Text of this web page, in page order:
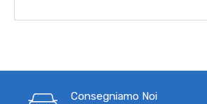
Consegniamo Noi